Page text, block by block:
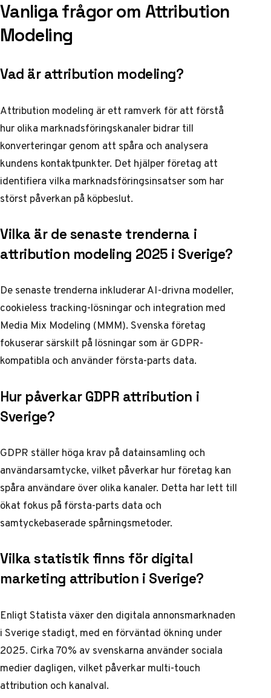
Vanliga frågor om Attribution
Modeling
Vad är attribution modeling?
Attribution modeling är ett ramverk för att förstå
hur olika marknadsföringskanaler bidrar till
konverteringar genom att spåra och analysera
kundens kontaktpunkter. Det hjälper företag att
identifiera vilka marknadsföringsinsatser som har
störst påverkan på köpbeslut.
Vilka är de senaste trenderna i
attribution modeling 2025 i Sverige?
De senaste trenderna inkluderar AI-drivna modeller,
cookieless tracking-lösningar och integration med
Media Mix Modeling (MMM). Svenska företag
fokuserar särskilt på lösningar som är GDPR-
kompatibla och använder första-parts data.
Hur påverkar GDPR attribution i
Sverige?
GDPR ställer höga krav på datainsamling och
användarsamtycke, vilket påverkar hur företag kan
spåra användare över olika kanaler. Detta har lett till
ökat fokus på första-parts data och
samtyckebaserade spårningsmetoder.
Vilka statistik finns för digital
marketing attribution i Sverige?
Enligt Statista växer den digitala annonsmarknaden
i Sverige stadigt, med en förväntad ökning under
2025. Cirka 70% av svenskarna använder sociala
medier dagligen, vilket påverkar multi-touch
attribution och kanalval.